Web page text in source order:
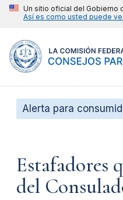
Un sitio oficial del Gobierno
Así es como usted puede
Alerta para
Estafadores
del